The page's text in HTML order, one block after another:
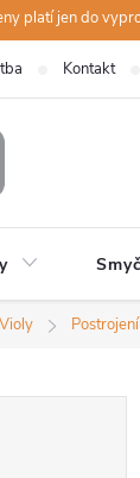
platí jen do
Kontakt
Violy Postrojení